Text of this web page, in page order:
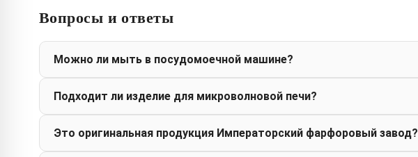
Вопросы и ответы
Можно ли мыть в посудомоечной машине?
Подходит ли изделие для микроволновой печи?
Это оригинальная продукция Императорский фарфоровый завод?